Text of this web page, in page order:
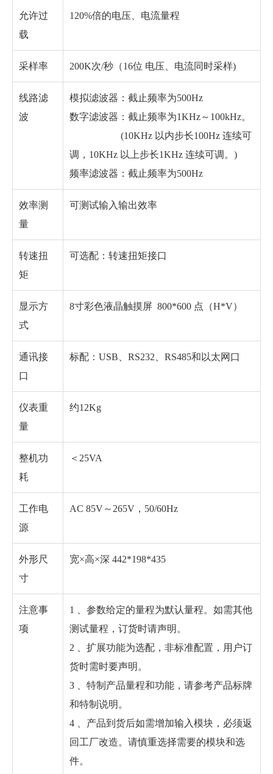
允许过
载
120%倍的电压、电流量程
采样率 200K次/秒（16位 电压、电流同时采样)
线路滤
波
模拟滤波器：截止频率为500Hz
数字滤波器：截止频率为1KHz～100kHz。
(10KHz 以内步长100Hz 连续可
调，10KHz 以上步长1KHz 连续可调。)
频率滤波器：截止频率为500Hz
效率测
量
可测试输入输出效率
转速扭
矩
可选配：转速扭矩接口
显示方
式
8寸彩色液晶触摸屏 800*600 点（H*V）
通讯接
口
标配：USB、RS232、RS485和以太网口
仪表重
量
约12Kg
整机功
耗
＜25VA
工作电
源
AC 85V～265V，50/60Hz
外形尺
寸
宽×高×深 442*198*435
注意事
项
1 、参数给定的量程为默认量程。如需其他
测试量程，订货时请声明。
2 、扩展功能为选配，非标准配置，用户订
货时需时要声明。
3 、特制产品量程和功能，请参考产品标牌
和特制说明。
4 、产品到货后如需增加输入模块，必须返
回工厂改造。请慎重选择需要的模块和选
件。